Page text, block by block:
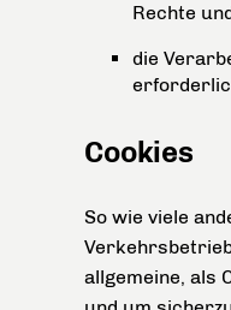
Rechte
die
Cookies
So wie viele
allgemeine, als